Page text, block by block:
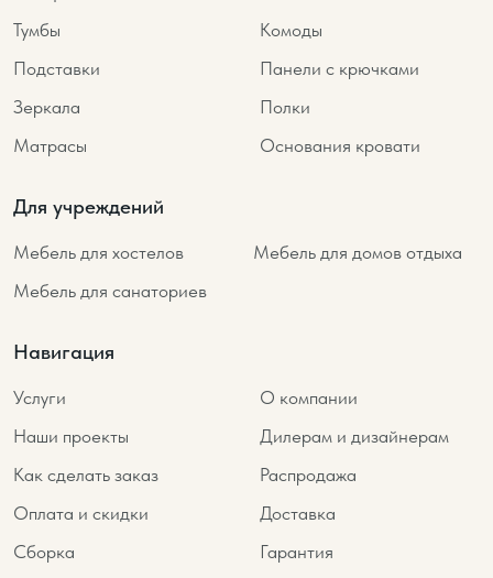
Тумбы
Комоды
Подставки
Панели с крючками
Зеркала
Полки
Матрасы
Основания кровати
Для учреждений
Мебель для хостелов
Мебель для домов отдыха
Мебель для санаториев
Навигация
Услуги
О компании
Наши проекты
Дилерам и дизайнерам
Как сделать заказ
Распродажа
Оплата и скидки
Доставка
Сборка
Гарантия